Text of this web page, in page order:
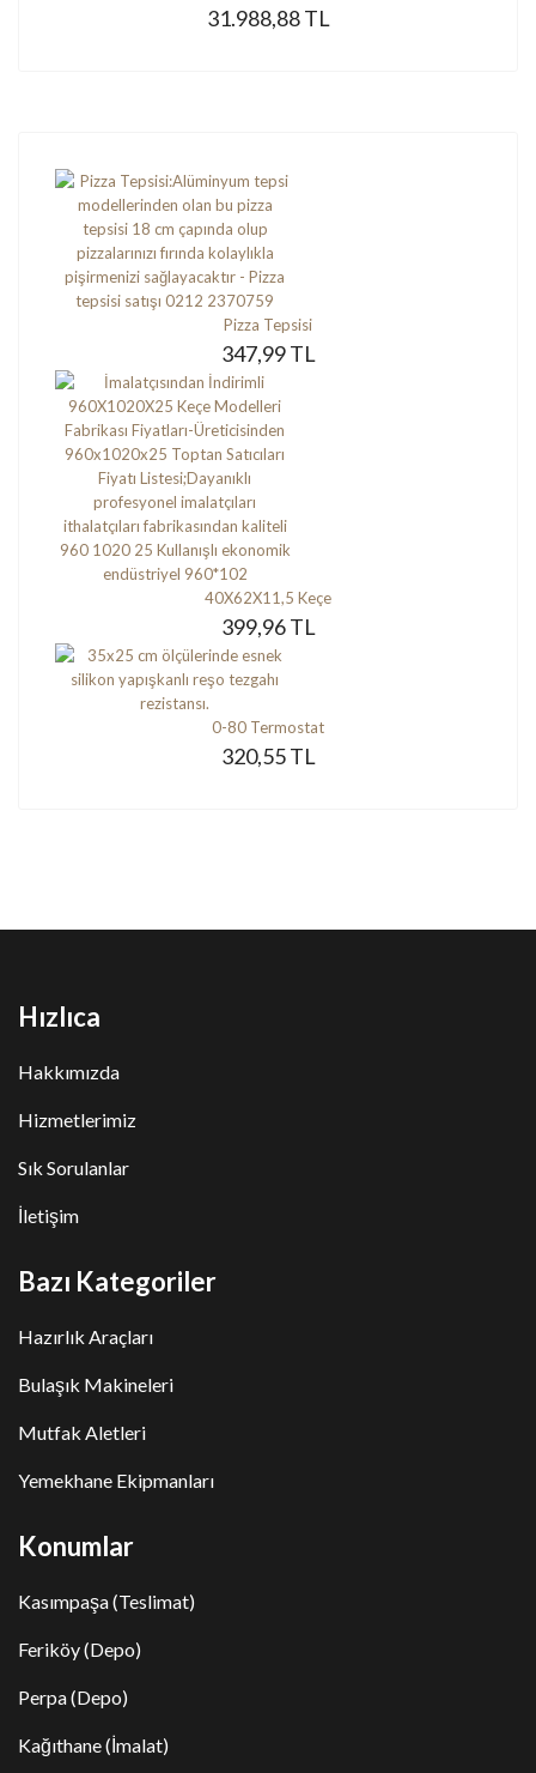
31.988,88 TL
Pizza Tepsisi
347,99 TL
40X62X11,5 Keçe
399,96 TL
0-80 Termostat
320,55 TL
Hızlıca
Hakkımızda
Hizmetlerimiz
Sık Sorulanlar
İletişim
Bazı Kategoriler
Hazırlık Araçları
Bulaşık Makineleri
Mutfak Aletleri
Yemekhane Ekipmanları
Konumlar
Kasımpaşa (Teslimat)
Feriköy (Depo)
Perpa (Depo)
Kağıthane (İmalat)